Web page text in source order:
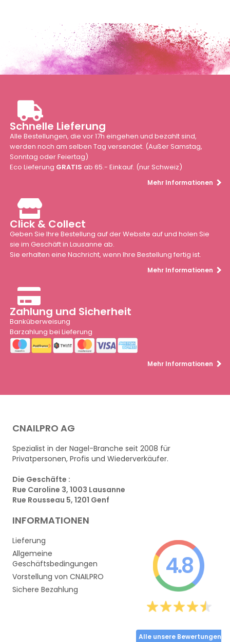
Schnelle Lieferung
Alle Bestellungen, die vor 17h eingehen und bezahlt sind,
werden noch am selben Tag versendet. (Außer Samstag,
Sonntag oder Feiertag)
Eco Lieferung GRATIS ab 65.- Einkauf. (nur Schweiz)
Mehr Informationen
Click & Collect
Geben Sie Ihre Bestellung auf der Website auf und holen Sie
sie im Geschäft in Lausanne ab.
Sie erhalten eine Nachricht, wenn Ihre Bestellung fertig ist.
Mehr Informationen
Zahlung und Sicherheit
Banküberweisung
Barzahlung bei Lieferung
Mehr Informationen
CNAILPRO AG
Spezialist in der Nagel-Branche seit 2008 für
Privatpersonen, Profis und Wiederverkäufer.
Die Geschäfte :
Rue Caroline 3, 1003 Lausanne
Rue Rousseau 5, 1201 Genf
INFORMATIONEN
Lieferung
Allgemeine
Geschäftsbedingungen
Vorstellung von CNAILPRO
Sichere Bezahlung
4.8
Alle unsere Bewertungen